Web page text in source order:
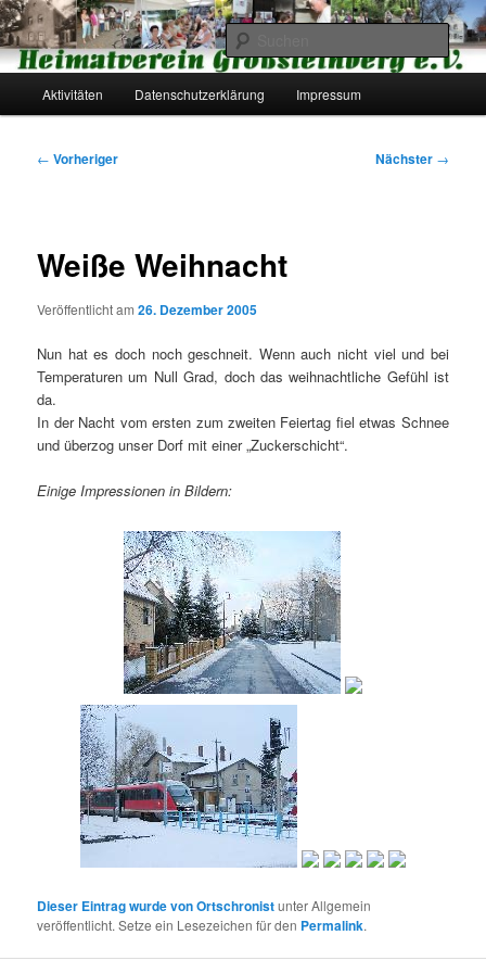
Zum
primären
Inhalt
springenHeimatverein Großsteinberg e.V.
Aktivitäten Datenschutzerklärung Impressum
Beitragsnavigation
← Vorheriger Nächster →
Weiße Weihnacht
Veröffentlicht am26. Dezember 2005
Nun hat es doch noch geschneit. Wenn auch nicht viel und bei
Temperaturen um Null Grad, doch das weihnachtliche Gefühl ist
da.
In der Nacht vom ersten zum zweiten Feiertag fiel etwas Schnee
und überzog unser Dorf mit einer „Zuckerschicht“.
Einige Impressionen in Bildern:
Dieser Eintrag wurde vonOrtschronistunter Allgemein
veröffentlicht. Setze ein Lesezeichen für den Permalink.